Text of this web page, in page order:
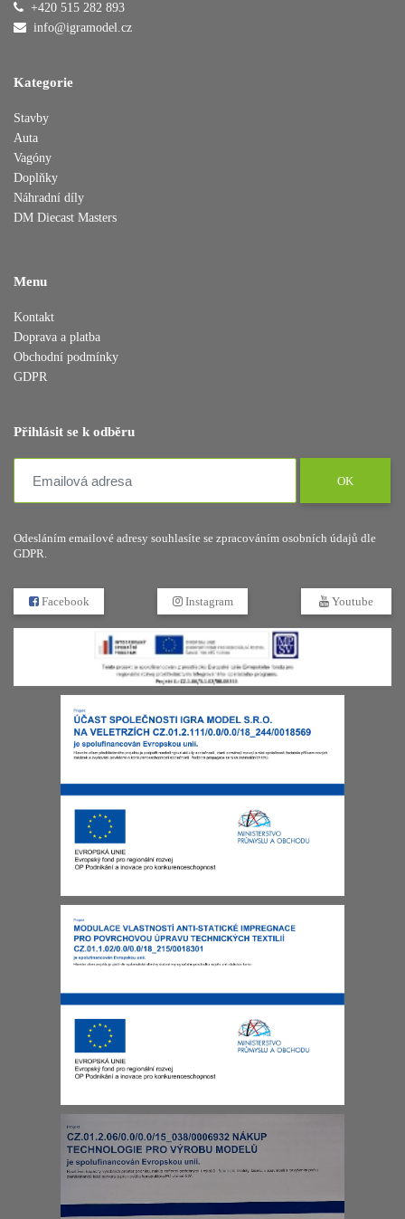
+420 515 282 893
info@igramodel.cz
Kategorie
Stavby
Auta
Vagóny
Doplňky
Náhradní díly
DM Diecast Masters
Menu
Kontakt
Doprava a platba
Obchodní podmínky
GDPR
Přihlásit se k odběru
OK
Odesláním emailové adresy souhlasíte se zpracováním osobních údajů dle
GDPR.
Facebook Instagram Youtube